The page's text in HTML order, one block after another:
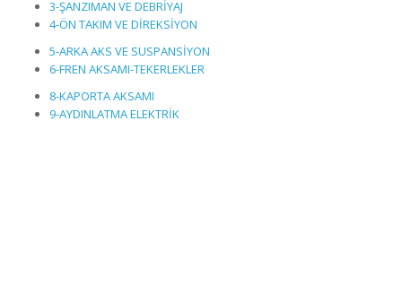
3-ŞANZIMAN VE DEBRİYAJ
4-ÖN TAKIM VE DİREKSİYON
5-ARKA AKS VE SUSPANSİYON
6-FREN AKSAMI-TEKERLEKLER
8-KAPORTA AKSAMI
9-AYDINLATMA ELEKTRİK